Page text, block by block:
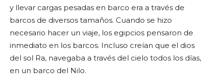
y llevar cargas pesadas en barco era a través de
barcos de diversos tamaños. Cuando se hizo
necesario hacer un viaje, los egipcios pensaron de
inmediato en los barcos. Incluso creían que el dios
del sol Ra, navegaba a través del cielo todos los días,
en un barco del Nilo.